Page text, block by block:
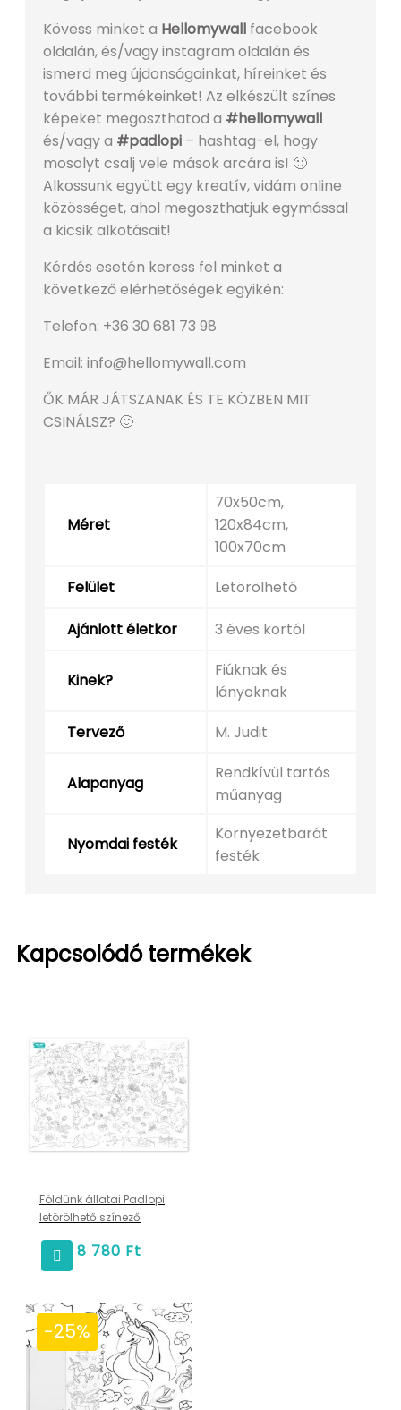
Kövess minket a Hellomywallfacebook
oldalán, és/vagy instagram oldalán és
ismerd meg újdonságainkat, híreinket és
további termékeinket! Az elkészült színes
képeket megoszthatod a #hellomywall
és/vagy a #padlopi– hashtag-el, hogy
mosolyt csalj vele mások arcára is! 🙂
Alkossunk együtt egy kreatív, vidám online
közösséget, ahol megoszthatjuk egymással
a kicsik alkotásait!
Kérdés esetén keress fel minket a
következő elérhetőségek egyikén:
Telefon: +36 30 681 73 98
Email: info@hellomywall.com
ŐK MÁR JÁTSZANAK ÉS TE KÖZBEN MIT
CSINÁLSZ? 🙂
Méret
70x50cm,
120x84cm,
100x70cm
Felület
Letörölhető
Ajánlott életkor 3 éves kortól
Kinek?
Fiúknak és
lányoknak
Tervező
M. Judit
Alapanyag
Rendkívül tartós
műanyag
Nyomdai festék
Környezetbarát
festék
Kapcsolódó termékek
Földünk állatai Padlopi
letörölhető színező
8 780 Ft
-25%